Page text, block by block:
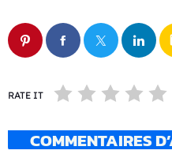
RATE IT
COMMENTAIRES